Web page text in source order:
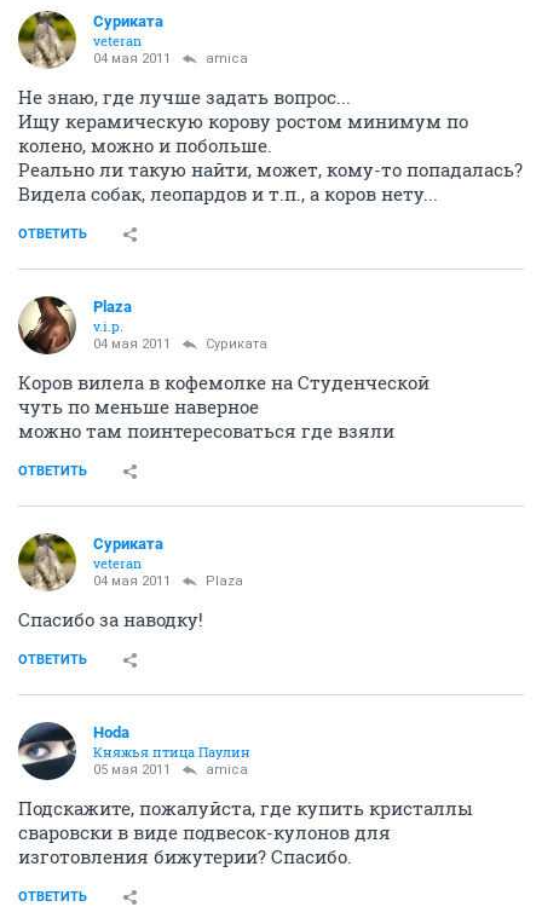
Суриката
veteran
04 мая 2011 amica
Не знаю, где лучше задать вопрос...
Ищу керамическую корову ростом минимум по
колено, можно и побольше.
Реально ли такую найти, может, кому-то попадалась?
Видела собак, леопардов и т.п., а коров нету...
ОТВЕТИТЬ
Plaza
v.i.p.
04 мая 2011 Суриката
Коров вилела в кофемолке на Студенческой
чуть по меньше наверное
можно там поинтересоваться где взяли
ОТВЕТИТЬ
Суриката
veteran
04 мая 2011 Plaza
Спасибо за наводку!
ОТВЕТИТЬ
Hoda
Княжья птица Паулин
05 мая 2011 amica
Подскажите, пожалуйста, где купить кристаллы
сваровски в виде подвесок-кулонов для
изготовления бижутерии? Спасибо.
ОТВЕТИТЬ